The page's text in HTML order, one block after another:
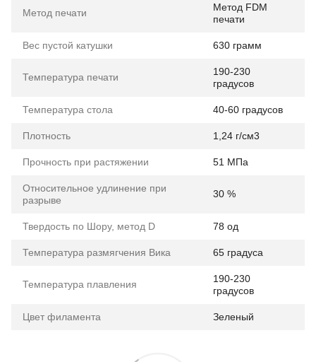
Метод печати
Метод FDM
печати
Вес пустой катушки 630 грамм
Температура печати
190-230
градусов
Температура стола 40-60 градусов
Плотность 1,24 г/см3
Прочность при растяжении 51 МПа
Относительное удлинение при
разрыве
30 %
Твердость по Шору, метод D 78 од
Температура размягчения Вика 65 градуса
Температура плавления
190-230
градусов
Цвет филамента Зеленый